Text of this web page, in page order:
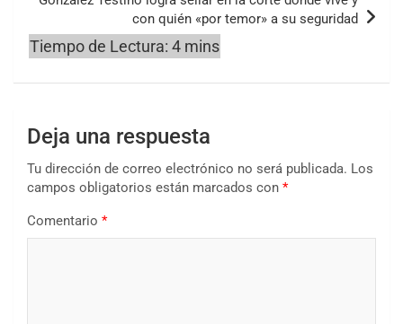
con quién «por temor» a su seguridad
Deja una respuesta
Tu dirección de correo electrónico no será publicada. Los
campos obligatorios están marcados con *
Comentario *